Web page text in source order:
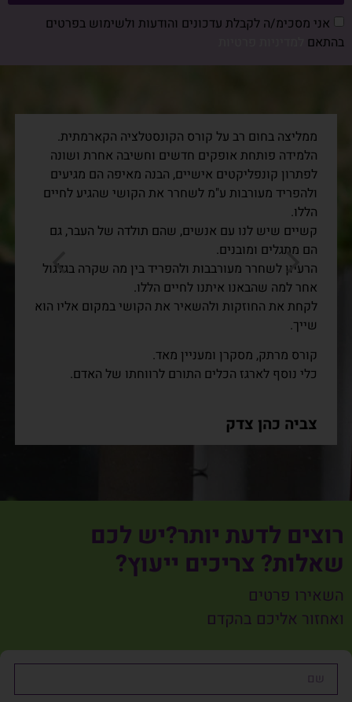
אני מסכימ/ה לקבלת עדכונים והודעות ולשימוש בפרטים
בהתאם
ממליצה בחום רב על קורס הקונסטלציה הקארמתית.
הלמידה פותחת אופקים חדשים וחשיבה אחרת ושונה
לפתרון קונפליקטים אישיים, הבנה מאיפה הם מגיעים
ולהפריד מעורבות ע"מ לשחרר את הקושי שהגיע לחיים
הללו.
קשיים שיש לנו עם אנשים, שהם תולדה של העבר, גם
הם מתגלים ומובנים.
הרעיון לשחרר מעורבבות ולהפריד בין מה שקרה בגלגול
אחר למה שהבאנו איתנו לחיים הללו.
לקחת את החוזקות ולהשאיר את הקושי במקום אליו הוא
שייך.
קורס מרתק, מסקרן ומעניין מאד.
כלי נוסף לארגז הכלים התורם לרווחתו של האדם.
צביה כהן צדק
רוצים לדעת יותר?יש לכם
שאלות? צריכים ייעוץ?
השאירו פרטים
ואחזור אליכם בהקדם